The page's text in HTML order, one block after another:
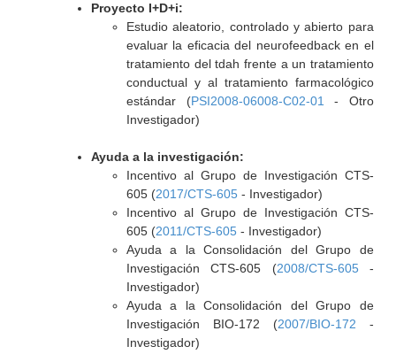
Proyecto I+D+i:
Estudio aleatorio, controlado y abierto para
evaluar la eficacia del neurofeedback en el
tratamiento del tdah frente a un tratamiento
conductual y al tratamiento farmacológico
estándar (PSI2008-06008-C02-01
- Otro
Investigador)
Ayuda a la investigación:
Incentivo al Grupo de Investigación CTS-
605 (2017/CTS-605- Investigador)
Incentivo al Grupo de Investigación CTS-
605 (2011/CTS-605- Investigador)
Ayuda a la Consolidación del Grupo de
Investigación CTS-605 (2008/CTS-605-
Investigador)
Ayuda a la Consolidación del Grupo de
Investigación BIO-172 (2007/BIO-172 -
Investigador)